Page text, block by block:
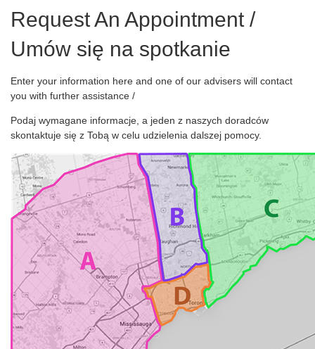
Request An Appointment /
Umów się na spotkanie
Enter your information here and one of our advisers will contact
you with further assistance /
Podaj wymagane informacje, a jeden z naszych doradców
skontaktuje się z Tobą w celu udzielenia dalszej pomocy.